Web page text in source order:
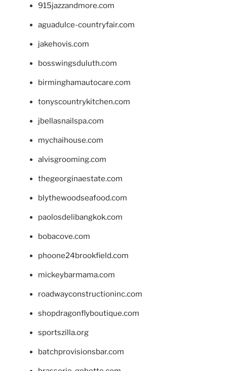
915jazzandmore.com
aguadulce-countryfair.com
jakehovis.com
bosswingsduluth.com
birminghamautocare.com
tonyscountrykitchen.com
jbellasnailspa.com
mychaihouse.com
alvisgrooming.com
thegeorginaestate.com
blythewoodseafood.com
paolosdelibangkok.com
bobacove.com
phoone24brookfield.com
mickeybarmama.com
roadwayconstructioninc.com
shopdragonflyboutique.com
sportszilla.org
batchprovisionsbar.com